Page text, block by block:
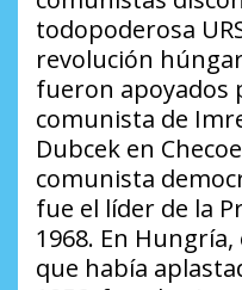
todopoderosa
revolución
fueron apoyados
comunista de
Dubcek en
comunista
fue el líder de la
1968. En
que había